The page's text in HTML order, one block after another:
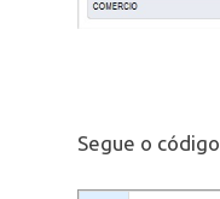
Segue o código